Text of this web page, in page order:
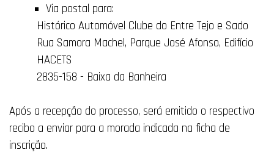
Via postal para:
Histórico Automóvel Clube do Entre Tejo e Sado
Rua Samora Machel, Parque José Afonso, Edifício
HACETS
2835-158 - Baixa da Banheira
Após a recepção do processo, será emitido o respectivo
recibo a enviar para a morada indicada na ficha de
inscrição.